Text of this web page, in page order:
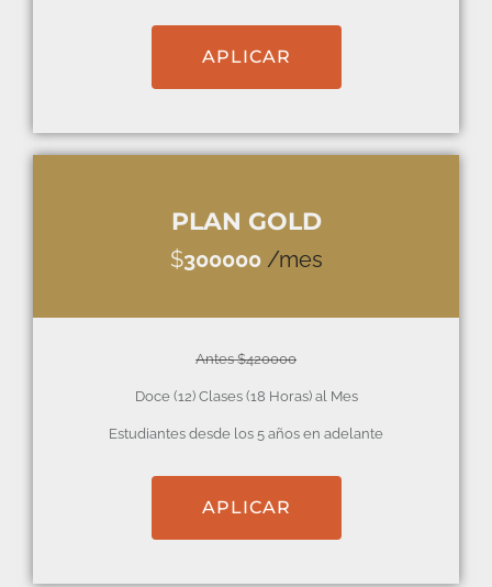
APLICAR
PLAN GOLD
$300000 /mes
Antes $420000
Doce (12) Clases (18 Horas) al Mes
Estudiantes desde los 5 años en adelante
APLICAR